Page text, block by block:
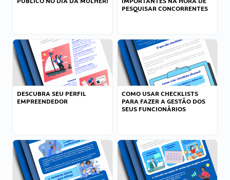
PESQUISAR CONCORRENTES
DESCUBRA SEU PERFIL
EMPREENDEDOR
COMO USAR CHECKLISTS
PARA FAZER A GESTÃO DOS
SEUS FUNCIONÁRIOS